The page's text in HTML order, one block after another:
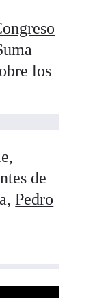
los
de
Pedro